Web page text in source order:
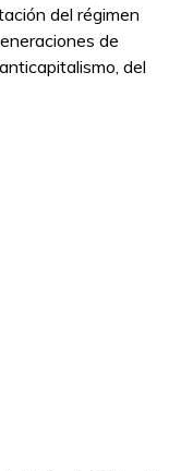
del régimen
de
del